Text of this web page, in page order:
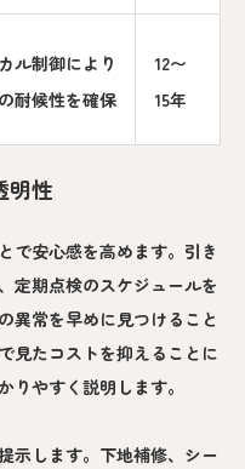
ル制御により
耐候性を確保
12〜
15年
明性
で安心感を高めます。引き
定期点検のスケジュールを
異常を早めに見つけること
見たコストを抑えることに
りやすく説明します。
示します。下地補修、シー